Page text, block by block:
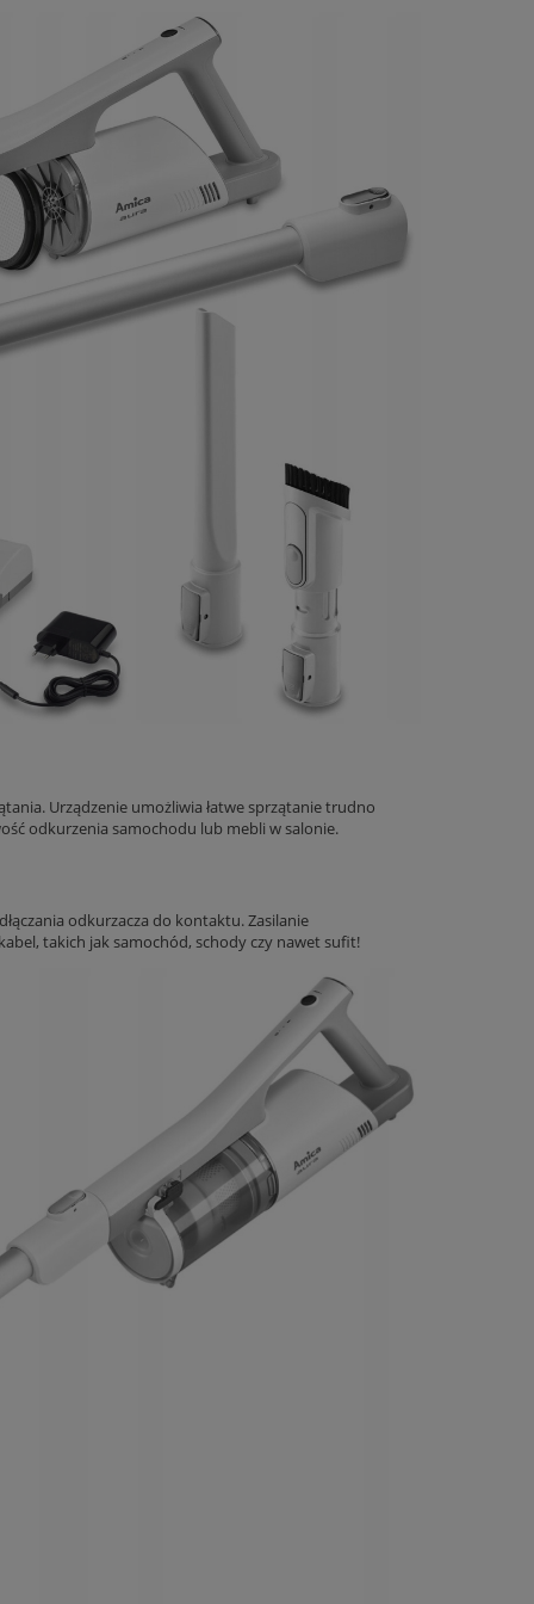
Urządzenie umożliwia łatwe sprzątanie trudno
odkurzenia samochodu lub mebli w salonie.
odkurzacza do kontaktu. Zasilanie
takich jak samochód, schody czy nawet sufit!